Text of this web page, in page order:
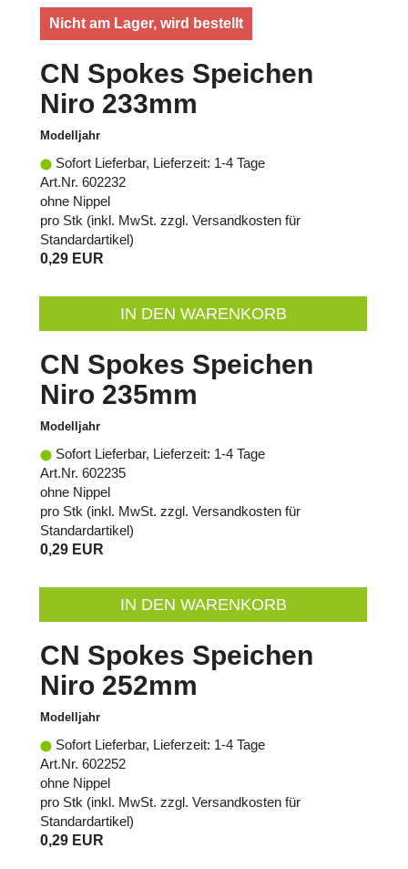
Nicht am Lager, wird bestellt
CN Spokes Speichen
Niro 233mm
Modelljahr
Sofort Lieferbar, Lieferzeit: 1-4 Tage
Art.Nr. 602232
ohne Nippel
pro Stk (inkl. MwSt. zzgl. Versandkosten für
Standardartikel)
0,29 EUR
IN DEN WARENKORB
CN Spokes Speichen
Niro 235mm
Modelljahr
Sofort Lieferbar, Lieferzeit: 1-4 Tage
Art.Nr. 602235
ohne Nippel
pro Stk (inkl. MwSt. zzgl. Versandkosten für
Standardartikel)
0,29 EUR
IN DEN WARENKORB
CN Spokes Speichen
Niro 252mm
Modelljahr
Sofort Lieferbar, Lieferzeit: 1-4 Tage
Art.Nr. 602252
ohne Nippel
pro Stk (inkl. MwSt. zzgl. Versandkosten für
Standardartikel)
0,29 EUR